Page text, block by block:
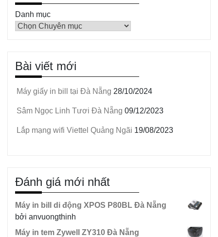
Danh mục
Bài viết mới
Máy giấy in bill tại Đà Nẵng 28/10/2024
Sâm Ngọc Linh Tươi Đà Nẵng 09/12/2023
Lắp mạng wifi Viettel Quảng Ngãi 19/08/2023
Đánh giá mới nhất
Máy in bill di động XPOS P80BL Đà Nẵng
bởi anvuongthinh
Máy in tem Zywell ZY310 Đà Nẵng